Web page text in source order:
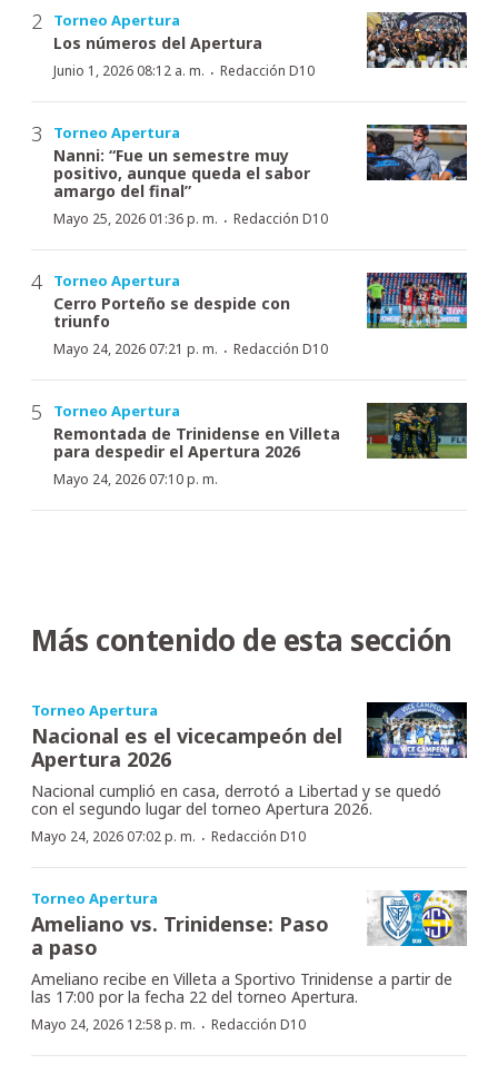
Torneo Apertura
Los números del Apertura
Junio 1, 2026 08:12 a. m. · Redacción D10
Torneo Apertura
Nanni: “Fue un semestre muy
positivo, aunque queda el sabor
amargo del final”
Mayo 25, 2026 01:36 p. m. · Redacción D10
Torneo Apertura
Cerro Porteño se despide con
triunfo
Mayo 24, 2026 07:21 p. m. · Redacción D10
Torneo Apertura
Remontada de Trinidense en Villeta
para despedir el Apertura 2026
Mayo 24, 2026 07:10 p. m.
Más contenido de esta sección
Torneo Apertura
Nacional es el vicecampeón del
Apertura 2026
Nacional cumplió en casa, derrotó a Libertad y se quedó
con el segundo lugar del torneo Apertura 2026.
Mayo 24, 2026 07:02 p. m. · Redacción D10
Torneo Apertura
Ameliano vs. Trinidense: Paso
a paso
Ameliano recibe en Villeta a Sportivo Trinidense a partir de
las 17:00 por la fecha 22 del torneo Apertura.
Mayo 24, 2026 12:58 p. m. · Redacción D10